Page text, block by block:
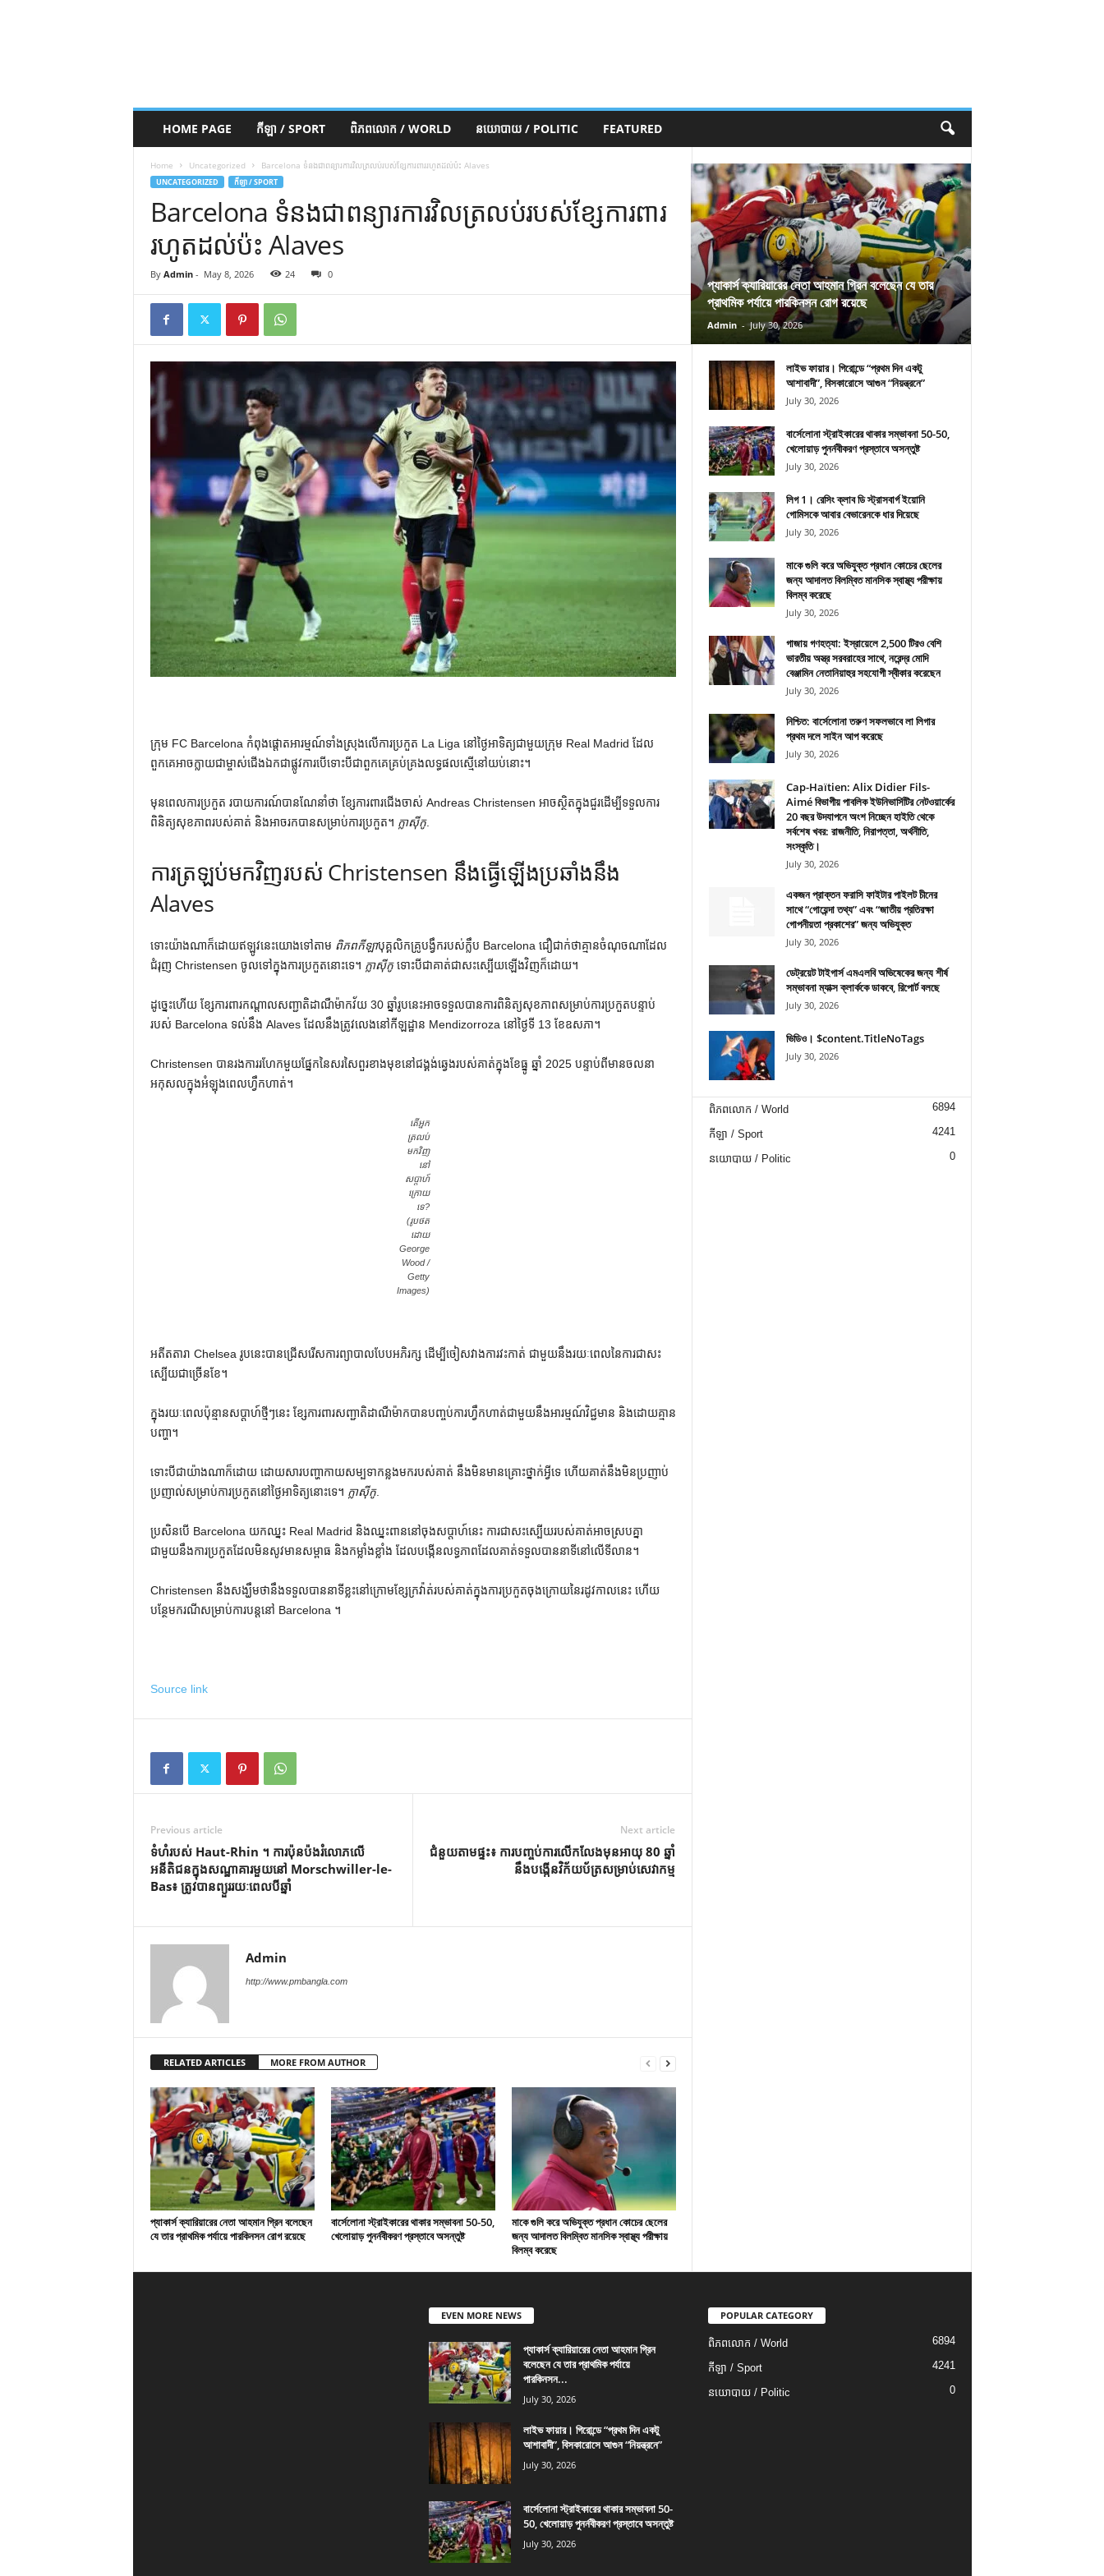
HOME PAGE កីឡា / SPORT ពិភពលោក / WORLD នយោបាយ / POLITIC FEATURED
Home Uncategorized Barcelona ទំនង​ជា​ពន្យារ​ការ​វិល​ត្រលប់​របស់​ខ្សែ​ការពារ​រហូត​ដល់​ប៉ះ​ Alaves
UNCATEGORIZED កីឡា / SPORT
Barcelona ទំនង​ជា​ពន្យារ​ការ​វិល​ត្រលប់​របស់​ខ្សែ​ការពារ​
រហូត​ដល់​ប៉ះ​ Alaves
By Admin- May 8, 2026 24 0
ក្រុម FC Barcelona កំពុងផ្តោតអារម្មណ៍ទាំងស្រុងលើការប្រកួត La Liga នៅថ្ងៃអាទិត្យជាមួយក្រុម Real Madrid ដែល
ពួកគេអាចក្លាយជាម្ចាស់ជើងឯកជាផ្លូវការបើទោះបីជាពួកគេគ្រប់គ្រងលទ្ធផលស្មើនៅយប់នោះ។
មុនពេលការប្រកួត របាយការណ៍បានណែនាំថា ខ្សែការពារជើងចាស់ Andreas Christensen អាចស្ថិតក្នុងជួរដើម្បីទទួលការ
ពិនិត្យសុខភាពរបស់គាត់ និងអាចរកបានសម្រាប់ការប្រកួត។ ក្លាស៊ីកូ.
ការត្រឡប់មកវិញរបស់ Christensen នឹងធ្វើឡើងប្រឆាំងនឹង
Alaves
ទោះយ៉ាងណាក៏ដោយឥឡូវនេះយោងទៅតាម ពិភពកីឡាបុគ្គលិកគ្រូបង្វឹករបស់ក្លឹប Barcelona ជឿជាក់ថាគ្មានចំណុចណាដែល
ជំរុញ Christensen ចូលទៅក្នុងការប្រកួតនោះទេ។ ក្លាស៊ីកូទោះបីជាគាត់ជាសះស្បើយឡើងវិញក៏ដោយ។
ដូច្នេះហើយ ខ្សែការពារកណ្តាលសញ្ជាតិដាណឺម៉ាកវ័យ 30 ឆ្នាំរូបនេះអាចទទួលបានការពិនិត្យសុខភាពសម្រាប់ការប្រកួតបន្ទាប់
របស់ Barcelona ទល់នឹង Alaves ដែលនឹងត្រូវលេងនៅកីឡដ្ឋាន Mendizorroza នៅថ្ងៃទី 13 ខែឧសភា។
Christensen បាន​រង​ការ​រហែក​មួយ​ផ្នែក​នៃ​សរសៃ​ពួរ​ខាង​មុខ​នៅ​ជង្គង់​ឆ្វេង​របស់​គាត់​ក្នុង​ខែ​ធ្នូ ឆ្នាំ 2025 បន្ទាប់​ពី​មាន​ចលនា​
អកុសល​ក្នុង​អំឡុង​ពេល​ហ្វឹកហាត់។
តើអ្នក
ត្រលប់
មកវិញ
នៅ
សប្តាហ៍
ក្រោយ
ទេ?
(រូបថត
ដោយ
George
Wood /
Getty
Images)
អតីតតារា Chelsea រូបនេះបានជ្រើសរើសការព្យាបាលបែបអភិរក្ស ដើម្បីចៀសវាងការវះកាត់ ជាមួយនឹងរយៈពេលនៃការជាសះ
ស្បើយជាច្រើនខែ។
ក្នុងរយៈពេលប៉ុន្មានសប្តាហ៍ថ្មីៗនេះ ខ្សែការពារសញ្ជាតិដាណឺម៉ាកបានបញ្ចប់ការហ្វឹកហាត់ជាមួយនឹងអារម្មណ៍វិជ្ជមាន និងដោយគ្មាន
បញ្ហា។
ទោះបីជាយ៉ាងណាក៏ដោយ ដោយសារបញ្ហាកាយសម្បទាកន្លងមករបស់គាត់ នឹងមិនមានគ្រោះថ្នាក់អ្វីទេ ហើយគាត់នឹងមិនប្រញាប់
ប្រញាល់សម្រាប់ការប្រកួតនៅថ្ងៃអាទិត្យនោះទេ។ ក្លាស៊ីកូ.
ប្រសិនបើ Barcelona យកឈ្នះ Real Madrid និងឈ្នះពាននៅចុងសប្តាហ៍នេះ ការជាសះស្បើយរបស់គាត់អាចស្របគ្នា
ជាមួយនឹងការប្រកួតដែលមិនសូវមានសម្ពាធ និងកម្លាំងខ្លាំង ដែលបង្កើនលទ្ធភាពដែលគាត់ទទួលបាននាទីនៅលើទីលាន។
Christensen នឹងសង្ឃឹមថានឹងទទួលបាននាទីខ្លះនៅក្រោមខ្សែក្រវ៉ាត់របស់គាត់ក្នុងការប្រកួតចុងក្រោយនៃរដូវកាលនេះ ហើយ
បន្ថែមករណីសម្រាប់ការបន្តនៅ Barcelona ។
Source link
Previous article
ទំហំរបស់ Haut-Rhin ។ ការប៉ុនប៉ងរំលោភលើ
អនីតិជនក្នុងសណ្ឋាគារមួយនៅ Morschwiller-le-
Bas៖ ត្រូវបានព្យួររយៈពេលបីឆ្នាំ
Next article
ជំនួយតាមផ្ទះ៖ ការបញ្ចប់ការលើកលែងមុនអាយុ 80 ឆ្នាំ
នឹងបង្កើនវិក័យប័ត្រសម្រាប់សេវាកម្ម
Admin
http://www.pmbangla.com
RELATED ARTICLES MORE FROM AUTHOR
প্যাকার্স ক্যারিয়ারের নেতা আহমান গ্রিন বলেছেন
যে তার প্রাথমিক পর্যায়ে পারকিনসন রোগ রয়েছে
বার্সেলোনা স্ট্রাইকারের থাকার সম্ভাবনা 50-50,
খেলোয়াড় পুনর্নবীকরণ প্রস্তাবে অসন্তুষ্ট
মাকে গুলি করে অভিযুক্ত প্রধান কোচের ছেলের
জন্য আদালত বিলম্বিত মানসিক স্বাস্থ্য পরীক্ষায়
বিলম্ব করেছে
প্যাকার্স ক্যারিয়ারের নেতা আহমান গ্রিন বলেছেন যে তার
প্রাথমিক পর্যায়ে পারকিনসন রোগ রয়েছে
Admin - July 30, 2026
লাইভ ফায়ার। গিরোন্ডে “প্রথম দিন একটু
আশাবাদী”, বিসকারোসে আগুন “নিয়ন্ত্রনে”
July 30, 2026
বার্সেলোনা স্ট্রাইকারের থাকার সম্ভাবনা 50-50,
খেলোয়াড় পুনর্নবীকরণ প্রস্তাবে অসন্তুষ্ট
July 30, 2026
লিগ 1। রেসিং ক্লাব ডি স্ট্রাসবার্গ ইয়োনি
গোমিসকে আবার বেভারেনকে ধার দিয়েছে
July 30, 2026
মাকে গুলি করে অভিযুক্ত প্রধান কোচের ছেলের
জন্য আদালত বিলম্বিত মানসিক স্বাস্থ্য পরীক্ষায়
বিলম্ব করেছে
July 30, 2026
গাজায় গণহত্যা: ইস্রায়েলে 2,500 টিরও বেশি
ভারতীয় অস্ত্র সরবরাহের সাথে, নরেন্দ্র মোদি
বেঞ্জামিন নেতানিয়াহুর সহযোগী স্বীকার করেছেন
July 30, 2026
নিশ্চিত: বার্সেলোনা তরুণ সফলভাবে লা লিগার
প্রথম দলে সাইন আপ করেছে
July 30, 2026
Cap-Haïtien: Alix Didier Fils-
Aimé বিভাগীয় পাবলিক ইউনিভার্সিটির নেটওয়ার্কের
20 বছর উদযাপনে অংশ নিচ্ছেন হাইতি থেকে
সর্বশেষ খবর: রাজনীতি, নিরাপত্তা, অর্থনীতি,
সংস্কৃতি।
July 30, 2026
একজন প্রাক্তন ফরাসি ফাইটার পাইলট চীনের
সাথে “গোয়েন্দা তথ্য” এবং “জাতীয় প্রতিরক্ষা
গোপনীয়তা প্রকাশের” জন্য অভিযুক্ত
July 30, 2026
ডেট্রয়েট টাইগার্স এমএলবি অভিষেকের জন্য শীর্ষ
সম্ভাবনা ম্যাক্স ক্লার্ককে ডাকবে, রিপোর্ট বলছে
July 30, 2026
ভিডিও। $content.TitleNoTags
July 30, 2026
ពិភពលោក / World 6894
កីឡា / Sport 4241
នយោបាយ / Politic 0
EVEN MORE NEWS
প্যাকার্স ক্যারিয়ারের নেতা আহমান গ্রিন
বলেছেন যে তার প্রাথমিক পর্যায়ে
পারকিনসন...
July 30, 2026
লাইভ ফায়ার। গিরোন্ডে “প্রথম দিন একটু
আশাবাদী”, বিসকারোসে আগুন “নিয়ন্ত্রনে”
July 30, 2026
বার্সেলোনা স্ট্রাইকারের থাকার সম্ভাবনা 50-
50, খেলোয়াড় পুনর্নবীকরণ প্রস্তাবে অসন্তুষ্ট
July 30, 2026
POPULAR CATEGORY
ពិភពលោក / World 6894
កីឡា / Sport 4241
នយោបាយ / Politic 0